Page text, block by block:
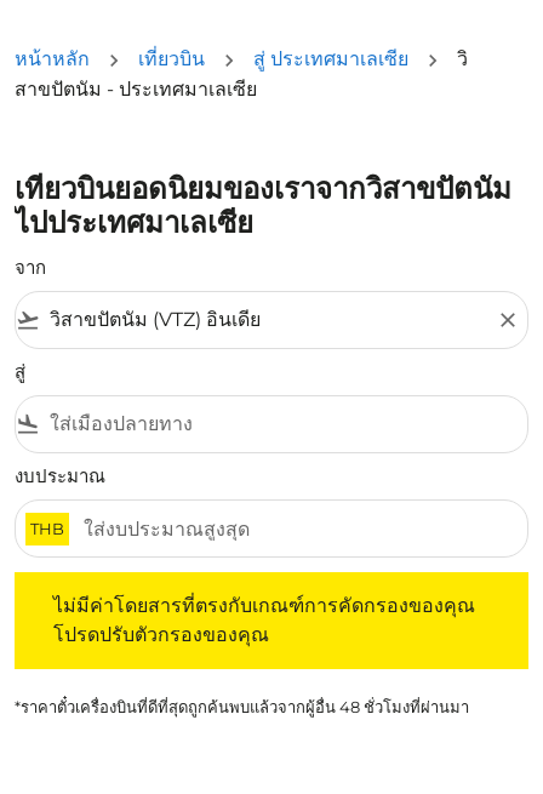
หน้าหลัก เที่ยวบิน สู่ ประเทศมาเลเซีย
วิ
สาขปัตนัม - ประเทศมาเลเซีย
เที่ยวบินยอดนิยมของเราจากวิสาขปัตนัม
ไปประเทศมาเลเซีย
จาก
flight_takeoff close
สู่
flight_land
งบประมาณ
THB
ไม่มีค่าโดยสารที่ตรงกับเกณฑ์การคัดกรองของคุณ
โปรดปรับตัวกรองของคุณ
*ราคาตั๋วเครื่องบินที่ดีที่สุดถูกค้นพบแล้วจากผู้อื่น 48 ชั่วโมงที่ผ่านมา